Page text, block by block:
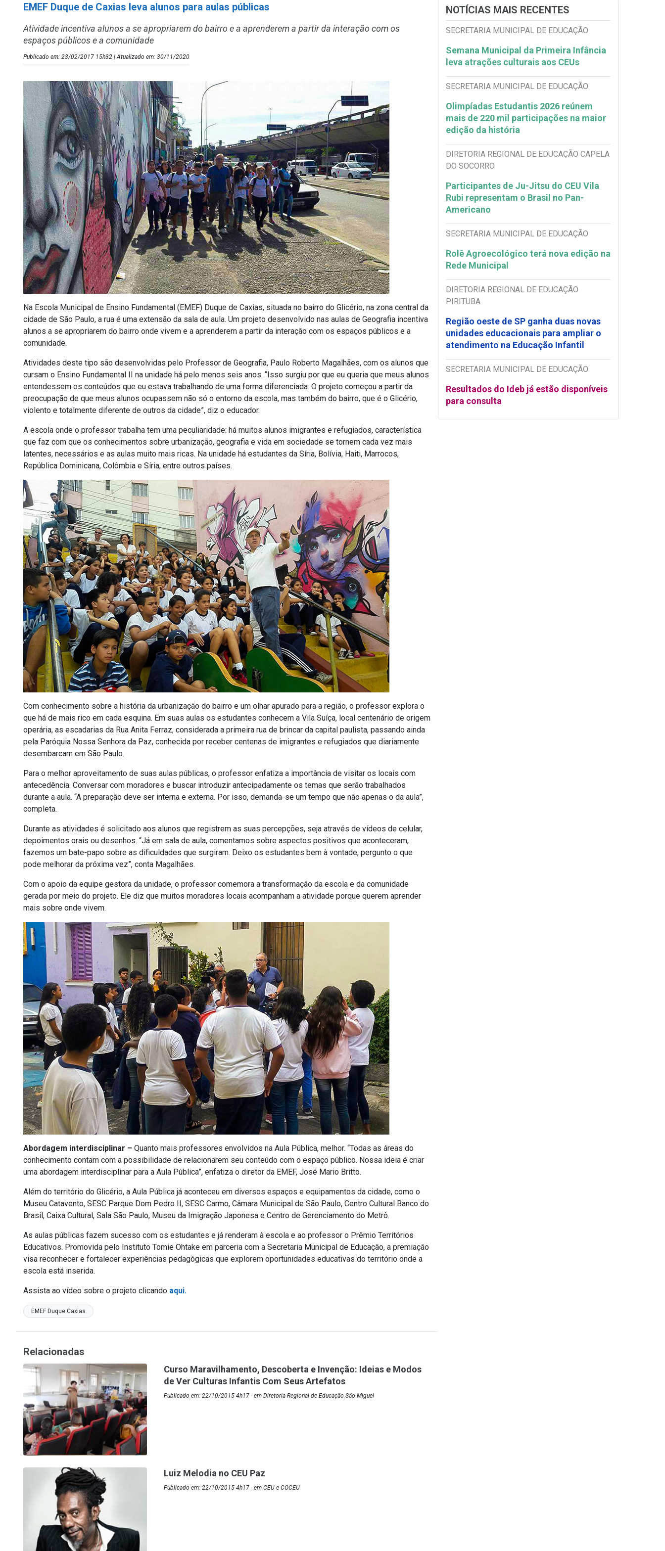
EMEF Duque de Caxias leva alunos para aulas públicas
Atividade incentiva alunos a se apropriarem do bairro e a aprenderem a partir da interação com os
espaços públicos e a comunidade
Publicado em: 23/02/2017 15h32 | Atualizado em: 30/11/2020
Na Escola Municipal de Ensino Fundamental (EMEF) Duque de Caxias, situada no bairro do Glicério, na zona central da
cidade de São Paulo, a rua é uma extensão da sala de aula. Um projeto desenvolvido nas aulas de Geografia incentiva
alunos a se apropriarem do bairro onde vivem e a aprenderem a partir da interação com os espaços públicos e a
comunidade.
Atividades deste tipo são desenvolvidas pelo Professor de Geografia, Paulo Roberto Magalhães, com os alunos que
cursam o Ensino Fundamental II na unidade há pelo menos seis anos. “Isso surgiu por que eu queria que meus alunos
entendessem os conteúdos que eu estava trabalhando de uma forma diferenciada. O projeto começou a partir da
preocupação de que meus alunos ocupassem não só o entorno da escola, mas também do bairro, que é o Glicério,
violento e totalmente diferente de outros da cidade”, diz o educador.
A escola onde o professor trabalha tem uma peculiaridade: há muitos alunos imigrantes e refugiados, característica
que faz com que os conhecimentos sobre urbanização, geografia e vida em sociedade se tornem cada vez mais
latentes, necessários e as aulas muito mais ricas. Na unidade há estudantes da Síria, Bolívia, Haiti, Marrocos,
República Dominicana, Colômbia e Síria, entre outros países.
Com conhecimento sobre a história da urbanização do bairro e um olhar apurado para a região, o professor explora o
que há de mais rico em cada esquina. Em suas aulas os estudantes conhecem a Vila Suíça, local centenário de origem
operária, as escadarias da Rua Anita Ferraz, considerada a primeira rua de brincar da capital paulista, passando ainda
pela Paróquia Nossa Senhora da Paz, conhecida por receber centenas de imigrantes e refugiados que diariamente
desembarcam em São Paulo.
Para o melhor aproveitamento de suas aulas públicas, o professor enfatiza a importância de visitar os locais com
antecedência. Conversar com moradores e buscar introduzir antecipadamente os temas que serão trabalhados
durante a aula. “A preparação deve ser interna e externa. Por isso, demanda-se um tempo que não apenas o da aula”,
completa.
Durante as atividades é solicitado aos alunos que registrem as suas percepções, seja através de vídeos de celular,
depoimentos orais ou desenhos. “Já em sala de aula, comentamos sobre aspectos positivos que aconteceram,
fazemos um bate-papo sobre as dificuldades que surgiram. Deixo os estudantes bem à vontade, pergunto o que
pode melhorar da próxima vez”, conta Magalhães.
Com o apoio da equipe gestora da unidade, o professor comemora a transformação da escola e da comunidade
gerada por meio do projeto. Ele diz que muitos moradores locais acompanham a atividade porque querem aprender
mais sobre onde vivem.
Abordagem interdisciplinar – Quanto mais professores envolvidos na Aula Pública, melhor. “Todas as áreas do
conhecimento contam com a possibilidade de relacionarem seu conteúdo com o espaço público. Nossa ideia é criar
uma abordagem interdisciplinar para a Aula Pública”, enfatiza o diretor da EMEF, José Mario Britto.
Além do território do Glicério, a Aula Pública já aconteceu em diversos espaços e equipamentos da cidade, como o
Museu Catavento, SESC Parque Dom Pedro II, SESC Carmo, Câmara Municipal de São Paulo, Centro Cultural Banco do
Brasil, Caixa Cultural, Sala São Paulo, Museu da Imigração Japonesa e Centro de Gerenciamento do Metrô.
As aulas públicas fazem sucesso com os estudantes e já renderam à escola e ao professor o Prêmio Territórios
Educativos. Promovida pelo Instituto Tomie Ohtake em parceria com a Secretaria Municipal de Educação, a premiação
visa reconhecer e fortalecer experiências pedagógicas que explorem oportunidades educativas do território onde a
escola está inserida.
Assista ao vídeo sobre o projeto clicando aqui.
EMEF Duque Caxias
NOTÍCIAS MAIS RECENTES
SECRETARIA MUNICIPAL DE EDUCAÇÃO
Semana Municipal da Primeira Infância
leva atrações culturais aos CEUs
SECRETARIA MUNICIPAL DE EDUCAÇÃO
Olimpíadas Estudantis 2026 reúnem
mais de 220 mil participações na maior
edição da história
DIRETORIA REGIONAL DE EDUCAÇÃO CAPELA
DO SOCORRO
Participantes de Ju-Jitsu do CEU Vila
Rubi representam o Brasil no Pan-
Americano
SECRETARIA MUNICIPAL DE EDUCAÇÃO
Rolê Agroecológico terá nova edição na
Rede Municipal
DIRETORIA REGIONAL DE EDUCAÇÃO
PIRITUBA
Região oeste de SP ganha duas novas
unidades educacionais para ampliar o
atendimento na Educação Infantil
SECRETARIA MUNICIPAL DE EDUCAÇÃO
Resultados do Ideb já estão disponíveis
para consulta
Relacionadas
Curso Maravilhamento, Descoberta e Invenção: Ideias e Modos
de Ver Culturas Infantis Com Seus Artefatos
Publicado em: 22/10/2015 4h17 - em Diretoria Regional de Educação São Miguel
Luiz Melodia no CEU Paz
Publicado em: 22/10/2015 4h17 - em CEU e COCEU